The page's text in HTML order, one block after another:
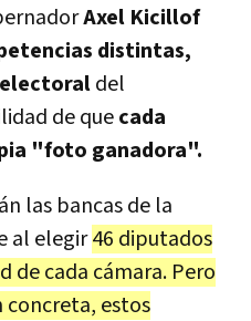
Axel Kicillof
distintas,
electoraldel
de quecada
"foto ganadora".
las bancas de la
al elegir46 diputados
de cada cámara. Pero
concreta, estos